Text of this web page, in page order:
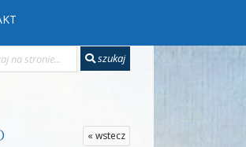
szukaj
« wstecz